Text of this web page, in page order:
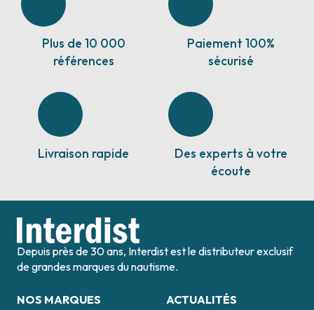
Plus de 10 000
références
Paiement 100%
sécurisé
Livraison rapide
Des experts à votre
écoute
Depuis près de 30 ans, Interdist est le distributeur exclusif
de grandes marques du nautisme.
NOS MARQUES
ACTUALITÉS